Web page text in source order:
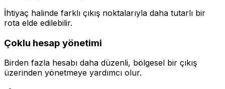
İhtiyaç halinde farklı çıkış noktalarıyla daha tutarlı bir
rota elde edilebilir.
Çoklu hesap yönetimi
Birden fazla hesabı daha düzenli, bölgesel bir çıkış
üzerinden yönetmeye yardımcı olur.